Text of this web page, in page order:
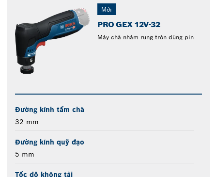
Mới
PRO GEX 12V-32
Máy chà nhám rung tròn dùng pin
Đường kính tấm chà
32 mm
Đường kính quỹ đạo
5 mm
Tốc độ không tải